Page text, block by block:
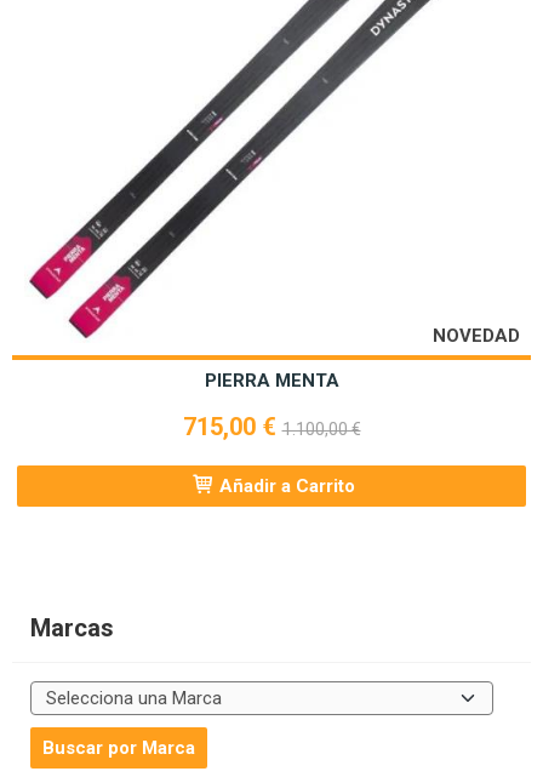
Marcas
NOVEDAD
PIERRA MENTA
715,00 €1.100,00 €
Añadir a Carrito